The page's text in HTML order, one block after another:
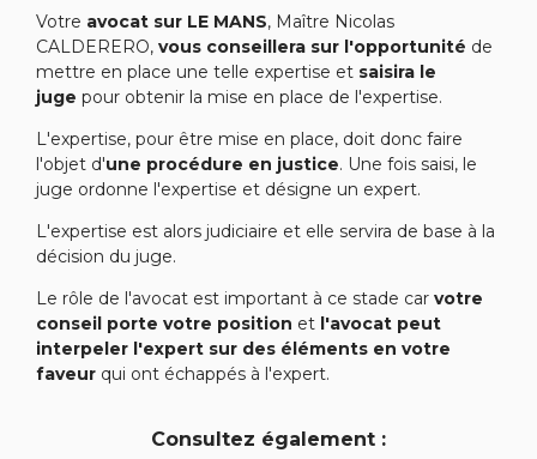
Votre avocat sur LE MANS, Maître Nicolas
CALDERERO, vous conseillera sur l'opportunité de
mettre en place une telle expertise et saisira le
juge pour obtenir la mise en place de l'expertise.
L'expertise, pour être mise en place, doit donc faire
l'objet d'une procédure en justice. Une fois saisi, le
juge ordonne l'expertise et désigne un expert.
L'expertise est alors judiciaire et elle servira de base à la
décision du juge.
Le rôle de l'avocat est important à ce stade car votre
conseil porte votre position et l'avocat peut
interpeler l'expert sur des éléments en votre
faveur qui ont échappés à l'expert.
Consultez également :